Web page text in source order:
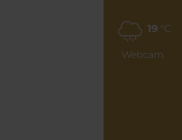
19°C
Webcam